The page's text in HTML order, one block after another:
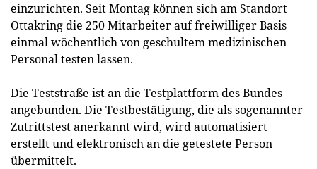
einzurichten. Seit Montag können sich am Standort
Ottakring die 250 Mitarbeiter auf freiwilliger Basis
einmal wöchentlich von geschultem medizinischen
Personal testen lassen.
Die Teststraße ist an die Testplattform des Bundes
angebunden. Die Testbestätigung, die als sogenannter
Zutrittstest anerkannt wird, wird automatisiert
erstellt und elektronisch an die getestete Person
übermittelt.